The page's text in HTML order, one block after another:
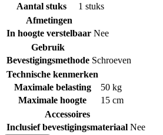
Aantal stuks
1 stuks
Afmetingen
In hoogte verstelbaar Nee
Gebruik
Bevestigingsmethode Schroeven
Technische kenmerken
Maximale belasting
50 kg
Maximale hoogte
15 cm
Accessoires
Inclusief bevestigingsmateriaal Nee